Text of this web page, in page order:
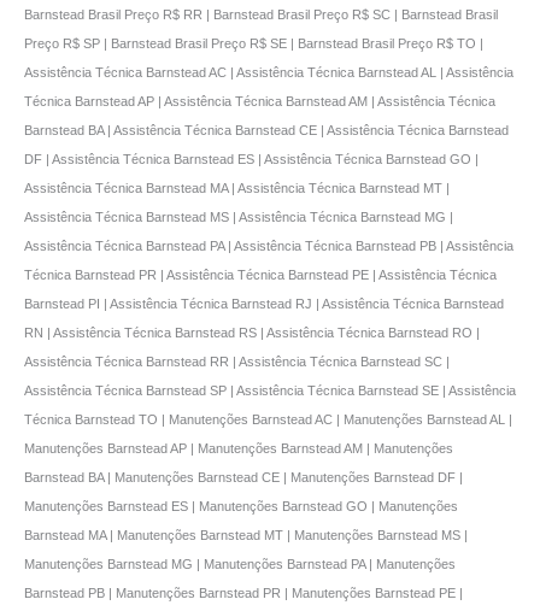
Barnstead Brasil Preço R$ RR | Barnstead Brasil Preço R$ SC | Barnstead Brasil
Preço R$ SP | Barnstead Brasil Preço R$ SE | Barnstead Brasil Preço R$ TO |
Assistência Técnica Barnstead AC | Assistência Técnica Barnstead AL | Assistência
Técnica Barnstead AP | Assistência Técnica Barnstead AM | Assistência Técnica
Barnstead BA | Assistência Técnica Barnstead CE | Assistência Técnica Barnstead
DF | Assistência Técnica Barnstead ES | Assistência Técnica Barnstead GO |
Assistência Técnica Barnstead MA | Assistência Técnica Barnstead MT |
Assistência Técnica Barnstead MS | Assistência Técnica Barnstead MG |
Assistência Técnica Barnstead PA | Assistência Técnica Barnstead PB | Assistência
Técnica Barnstead PR | Assistência Técnica Barnstead PE | Assistência Técnica
Barnstead PI | Assistência Técnica Barnstead RJ | Assistência Técnica Barnstead
RN | Assistência Técnica Barnstead RS | Assistência Técnica Barnstead RO |
Assistência Técnica Barnstead RR | Assistência Técnica Barnstead SC |
Assistência Técnica Barnstead SP | Assistência Técnica Barnstead SE | Assistência
Técnica Barnstead TO | Manutenções Barnstead AC | Manutenções Barnstead AL |
Manutenções Barnstead AP | Manutenções Barnstead AM | Manutenções
Barnstead BA | Manutenções Barnstead CE | Manutenções Barnstead DF |
Manutenções Barnstead ES | Manutenções Barnstead GO | Manutenções
Barnstead MA | Manutenções Barnstead MT | Manutenções Barnstead MS |
Manutenções Barnstead MG | Manutenções Barnstead PA | Manutenções
Barnstead PB | Manutenções Barnstead PR | Manutenções Barnstead PE |